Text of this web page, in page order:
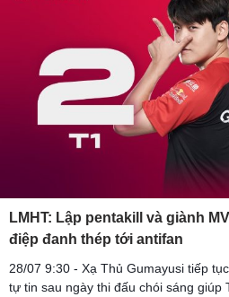
LMHT: Lập pentakill và giành
điệp đanh thép tới antifan
28/07 9:30 - Xạ Thủ Gumayusi tiếp
tự tin sau ngày thi đấu chói sáng giúp